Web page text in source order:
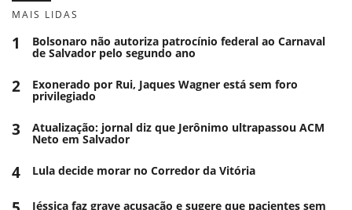
MAIS LIDAS
1 Bolsonaro não autoriza patrocínio federal ao Carnaval
de Salvador pelo segundo ano
2 Exonerado por Rui, Jaques Wagner está sem foro
privilegiado
3 Atualização: jornal diz que Jerônimo ultrapassou ACM
Neto em Salvador
4 Lula decide morar no Corredor da Vitória
Jéssica faz grave acusação e sugere que pacientes sem